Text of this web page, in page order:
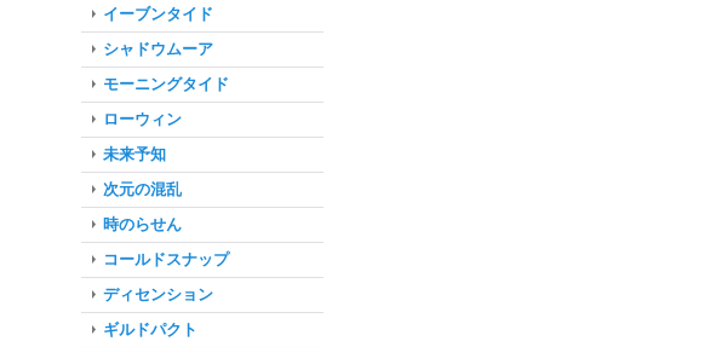
イーブンタイド
シャドウムーア
モーニングタイド
ローウィン
未来予知
次元の混乱
時のらせん
コールドスナップ
ディセンション
ギルドパクト